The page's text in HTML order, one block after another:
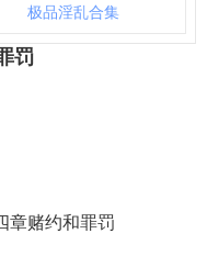
极品淫乱合集
罚
罪罚